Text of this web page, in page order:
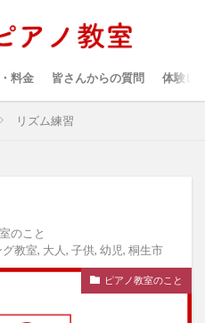
料金 皆さんからの質問 体験レ
リズム練習
のこと
教室, 大人, 子供, 幼児, 桐生市
ピアノ教室のこと